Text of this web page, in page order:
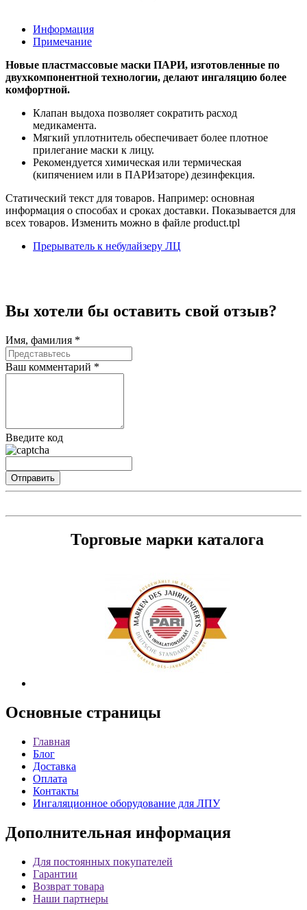
Информация
Примечание
Новые пластмассовые маски ПАРИ, изготовленные по
двухкомпонентной технологии, делают ингаляцию более
комфортной.
Клапан выдоха позволяет сократить расход
медикамента.
Мягкий уплотнитель обеспечивает более плотное
прилегание маски к лицу.
Рекомендуется химическая или термическая
(кипячением или в ПАРИзаторе) дезинфекция.
Статический текст для товаров. Например: основная
информация о способах и сроках доставки. Показывается для
всех товаров. Изменить можно в файле product.tpl
Прерыватель к небулайзеру ЛЦ
Вы хотели бы оставить свой отзыв?
Имя, фамилия *
Ваш комментарий *
Введите код
Торговые марки каталога
Основные страницы
Главная
Блог
Доставка
Оплата
Контакты
Ингаляционное оборудование для ЛПУ
Дополнительная информация
Для постоянных покупателей
Гарантии
Возврат товара
Наши партнеры